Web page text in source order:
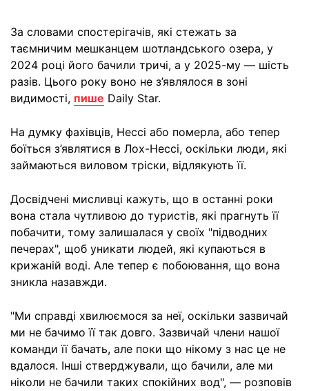
За словами спостерігачів, які стежать за
таємничим мешканцем шотландського озера, у
2024 році його бачили тричі, а у 2025-му — шість
разів. Цього року воно не з’являлося в зоні
видимості, пише Daily Star.
На думку фахівців, Нессі або померла, або тепер
боїться з’являтися в Лох-Нессі, оскільки люди, які
займаються виловом тріски, відлякують її.
Досвідчені мисливці кажуть, що в останні роки
вона стала чутливою до туристів, які прагнуть її
побачити, тому залишалася у своїх "підводних
печерах", щоб уникати людей, які купаються в
крижаній воді. Але тепер є побоювання, що вона
зникла назавжди.
"Ми справді хвилюємося за неї, оскільки зазвичай
ми не бачимо її так довго. Зазвичай члени нашої
команди її бачать, але поки що нікому з нас це не
вдалося. Інші стверджували, що бачили, але ми
ніколи не бачили таких спокійних вод", — розповів